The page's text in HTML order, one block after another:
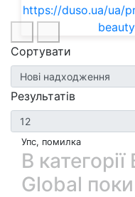
Сортувати
Результатів
Упс, помилка
В
Global